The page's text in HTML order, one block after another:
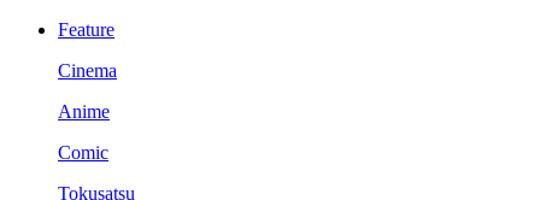
Feature
Cinema
Anime
Comic
Tokusatsu